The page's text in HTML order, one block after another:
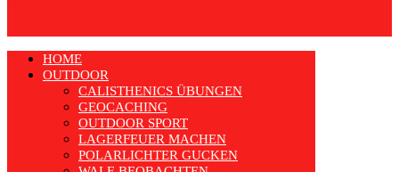
HOME
OUTDOOR
CALISTHENICS ÜBUNGEN
GEOCACHING
OUTDOOR SPORT
LAGERFEUER MACHEN
POLARLICHTER GUCKEN